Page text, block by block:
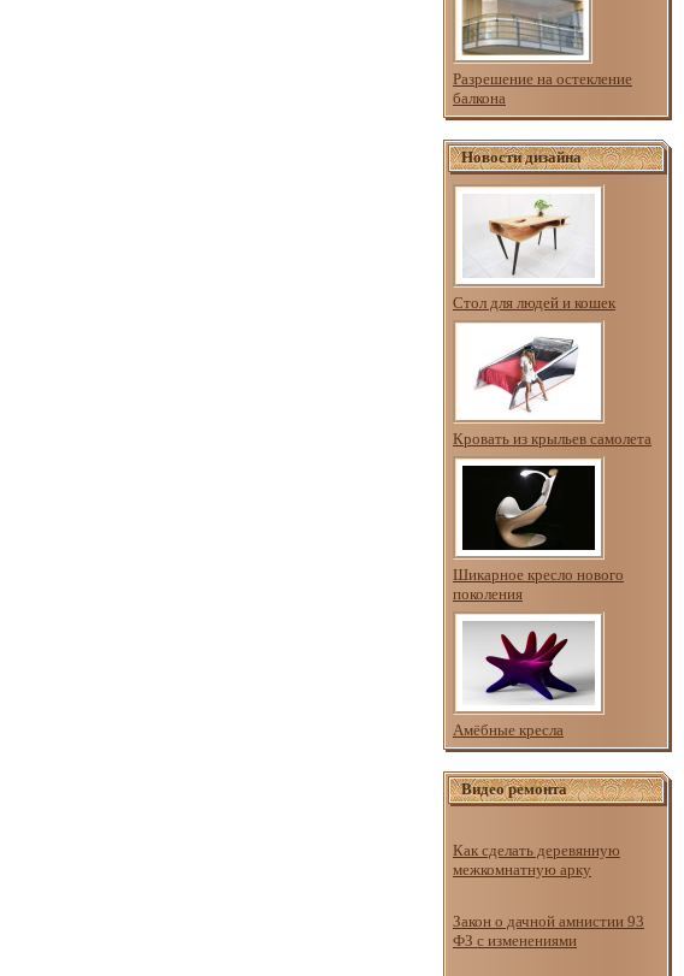
Разрешение на остекление
балкона
Новости дизайна
Стол для людей и кошек
Кровать из крыльев самолета
Шикарное кресло нового
поколения
Амёбные кресла
Видео ремонта
Как сделать деревянную
межкомнатную арку
Закон о дачной амнистии 93
ФЗ с изменениями